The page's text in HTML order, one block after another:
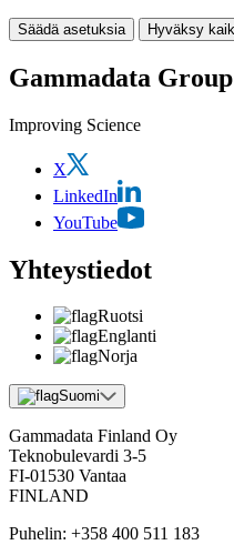
Säädä asetuksia Hyväksy
Gammadata Group
Improving Science
X
LinkedIn
YouTube
Yhteystiedot
Ruotsi
Englanti
Norja
Suomi
Gammadata Finland Oy
Teknobulevardi 3-5
FI-01530 Vantaa
FINLAND
Puhelin: +358 400 511 183